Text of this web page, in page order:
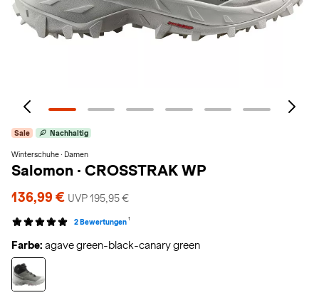
Sale Nachhaltig
Winterschuhe · Damen
Salomon · CROSSTRAK WP
136,99 € UVP 195,95 €
2 Bewertungen 1
Farbe: agave green-black-canary green